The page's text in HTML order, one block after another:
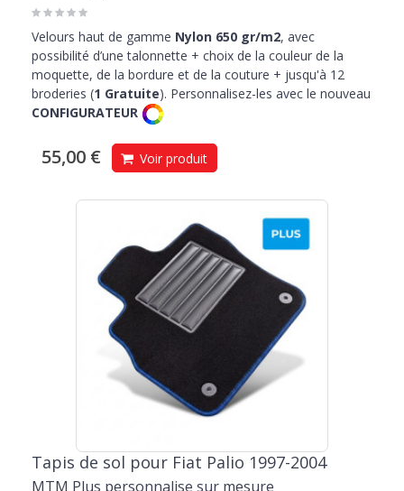
Velours haut de gamme Nylon 650 gr/m2, avec
possibilité d’une talonnette + choix de la couleur de la
moquette, de la bordure et de la couture + jusqu'à 12
broderies (1 Gratuite). Personnalisez-les avec le nouveau
CONFIGURATEUR
55,00 € Voir produit
Tapis de sol pour Fiat Palio 1997-2004
MTM Plus personnalise sur mesure